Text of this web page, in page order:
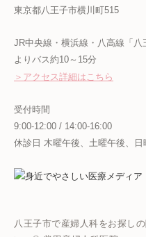
東京都八王子市横川町515
JR中央線・横浜線・八高線「八
よりバス約10～15分
＞アクセス詳細はこちら
受付時間
9:00-12:00 / 14:00-16:00
休診日 木曜午後、土曜午後、日
八王子市で産婦人科をお探し